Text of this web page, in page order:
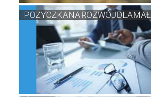
POŻYCZKA NA ROZWÓJ DLA